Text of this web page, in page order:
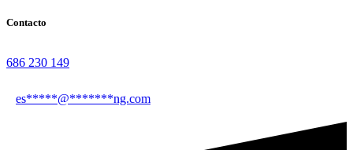
Contacto
686 230 149
es*****@*******ng.com